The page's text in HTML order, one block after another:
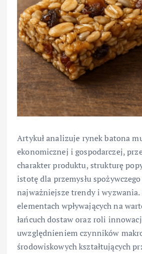
Artykuł analizuje rynek batona
ekonomicznej i gospodarczej,
charakter produktu, strukturę
istotę dla przemysłu
najważniejsze trendy i
elementach wpływających na
łańcuch dostaw oraz roli
uwzględnieniem czynników
środowiskowych kształtujących